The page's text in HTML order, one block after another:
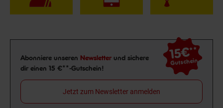
Newsletter Anmeldung
Abonniere unseren Newsletter und sichere
dir einen 15 €**-Gutschein!
15€**
Gutschein
Jetzt zum Newsletter anmelden